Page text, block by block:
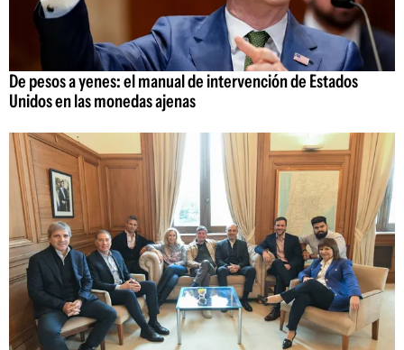
De pesos a yenes: el manual de intervención de Estados
Unidos en las monedas ajenas